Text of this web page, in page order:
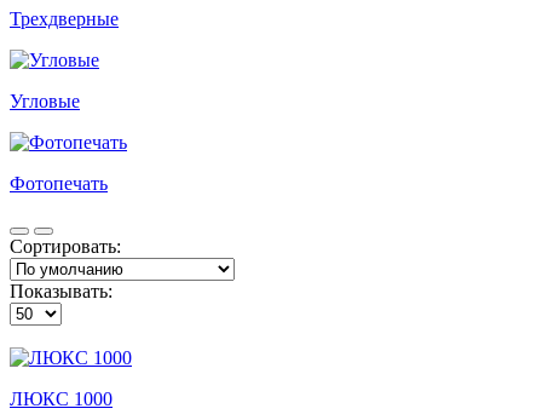
Трехдверные
Угловые
Фотопечать
Сортировать:
Показывать:
ЛЮКС 1000